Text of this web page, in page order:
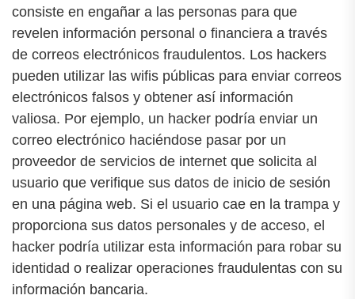
consiste en engañar a las personas para que
revelen información personal o financiera a través
de correos electrónicos fraudulentos. Los hackers
pueden utilizar las wifis públicas para enviar correos
electrónicos falsos y obtener así información
valiosa. Por ejemplo, un hacker podría enviar un
correo electrónico haciéndose pasar por un
proveedor de servicios de internet que solicita al
usuario que verifique sus datos de inicio de sesión
en una página web. Si el usuario cae en la trampa y
proporciona sus datos personales y de acceso, el
hacker podría utilizar esta información para robar su
identidad o realizar operaciones fraudulentas con su
información bancaria.